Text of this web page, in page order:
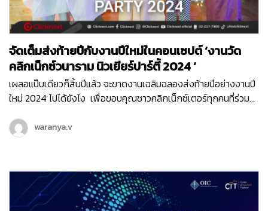
จัดเต็มส่งท้ายปีกับงานปีใหม่ในคอนเซปต์ ‘งานวัด
คลิกเน็กซ์วนาราม นิวเยียร์ปาร์ตี้ 2024 ’
เผลอแป๊บเดียวก็สิ้นปีแล้ว จะขาดงานเฉลิมฉลองส่งท้ายปีอย่างงานปี
ใหม่ 2024 ไปได้ยังไง เพื่อขอบคุณชาวคลิกเน็กซ์เตอร์ทุกคนที่ร่วม
ของกันสุด ในคอนเซปต์ม่วน ๆ อย่าง ‘ งานวัดคลิกเน็กซ์วนาราม นิว
เยียร์ปาร์ตี้ 2024 ’ งานวัดคลิกเน็กซ์ย่านพญาไทเปิดต้อนรับสาธุชน
เริ่มจากการสืบสานประเพณีดั้งเดิมของพวกเรา Clicknext นั่นก็คือ
Team Present มาดูสิว่าปี 2023 ที่ผ่านมา คลิกเน็กซ์เราผ่านอะไรมา
บ้าง ? นำขบวนมาด้วย คุณวิน-ศุภยศ CEO ของเราที่มามาลัยดาว
waranya.v